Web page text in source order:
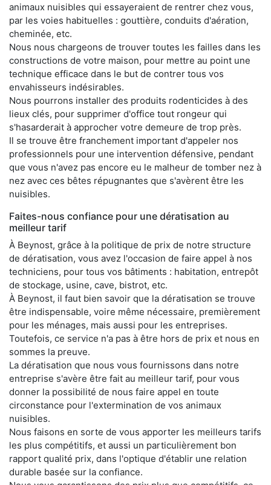
animaux nuisibles qui essayeraient de rentrer chez vous,
par les voies habituelles : gouttière, conduits d'aération,
cheminée, etc.
Nous nous chargeons de trouver toutes les failles dans les
constructions de votre maison, pour mettre au point une
technique efficace dans le but de contrer tous vos
envahisseurs indésirables.
Nous pourrons installer des produits rodenticides à des
lieux clés, pour supprimer d'office tout rongeur qui
s'hasarderait à approcher votre demeure de trop près.
Il se trouve être franchement important d'appeler nos
professionnels pour une intervention défensive, pendant
que vous n'avez pas encore eu le malheur de tomber nez à
nez avec ces bêtes répugnantes que s'avèrent être les
nuisibles.
Faites-nous confiance pour une dératisation au
meilleur tarif
À Beynost, grâce à la politique de prix de notre structure
de dératisation, vous avez l'occasion de faire appel à nos
techniciens, pour tous vos bâtiments : habitation, entrepôt
de stockage, usine, cave, bistrot, etc.
À Beynost, il faut bien savoir que la dératisation se trouve
être indispensable, voire même nécessaire, premièrement
pour les ménages, mais aussi pour les entreprises.
Toutefois, ce service n'a pas à être hors de prix et nous en
sommes la preuve.
La dératisation que nous vous fournissons dans notre
entreprise s'avère être fait au meilleur tarif, pour vous
donner la possibilité de nous faire appel en toute
circonstance pour l'extermination de vos animaux
nuisibles.
Nous faisons en sorte de vous apporter les meilleurs tarifs
les plus compétitifs, et aussi un particulièrement bon
rapport qualité prix, dans l'optique d'établir une relation
durable basée sur la confiance.